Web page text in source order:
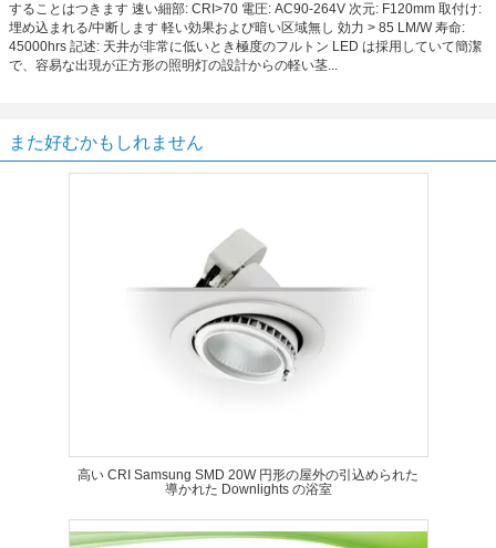
することはつきます 速い細部: CRI>70 電圧: AC90-264V 次元: F120mm 取付け:
埋め込まれる/中断します 軽い効果および暗い区域無し 効力 > 85 LM/W 寿命:
45000hrs 記述: 天井が非常に低いとき極度のフルトン LED は採用していて簡潔
で、容易な出現が正方形の照明灯の設計からの軽い茎...
また好むかもしれません
高い CRI Samsung SMD 20W 円形の屋外の引込められた
導かれた Downlights の浴室